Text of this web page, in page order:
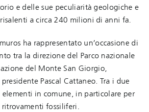
e delle sue peculiarità geologiche e
a circa 240 milioni di anni fa.
ha rappresentato un’occasione di
tra la direzione del Parco nazionale
del Monte San Giorgio,
Pascal Cattaneo. Tra i due
elementi in comune, in particolare per
fossiliferi.